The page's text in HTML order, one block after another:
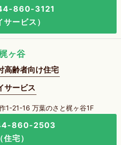
860-3121
サービス）
ヶ谷
高齢者向け住宅
サービス
1-21-16 万葉のさと梶ヶ谷1F
860-2503
（住宅）